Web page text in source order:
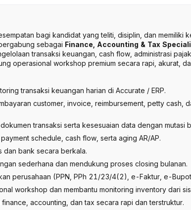
bagi kandidat yang teliti, disiplin, dan memiliki
sebagai Finance, Accounting & Tax
transaksi keuangan, cash flow, administrasi
operasional workshop premium secara rapi, akurat,
transaksi keuangan harian di Accurate / ERP.
customer, invoice, reimbursement, petty cash,
transaksi serta kesesuaian data dengan mutasi
schedule, cash flow, serta aging AR/AP.
dan bank secara berkala.
sederhana dan mendukung proses closing bulanan.
perusahaan (PPN, PPh 21/23/4(2), e-Faktur, e-
workshop dan membantu monitoring inventory dari
accounting, dan tax secara rapi dan terstruktur.